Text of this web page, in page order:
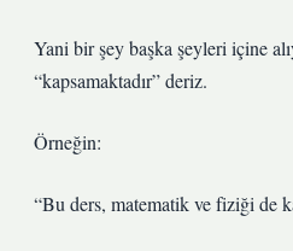
Yani bir şey başka şeyleri içine
“kapsamaktadır” deriz.
Örneğin:
“Bu ders, matematik ve fiziği de